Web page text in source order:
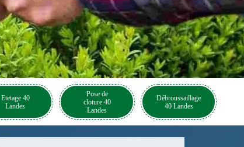
Etetage 40
Landes
Pose de
cloture 40
Landes
Débroussaillage
40 Landes